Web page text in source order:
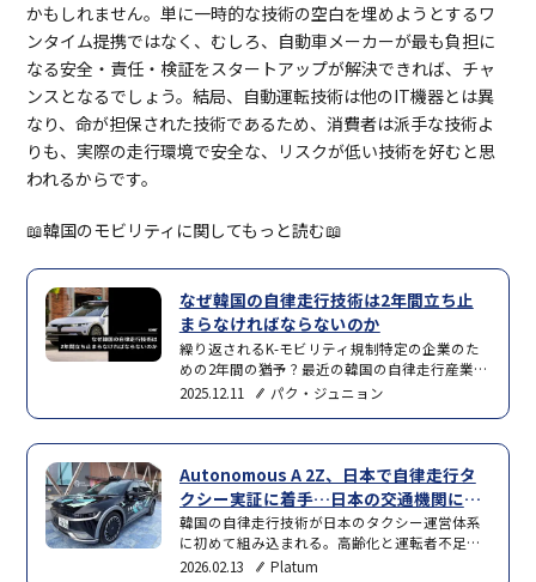
かもしれません。単に一時的な技術の空白を埋めようとするワ
ンタイム提携ではなく、むしろ、自動車メーカーが最も負担に
なる安全・責任・検証をスタートアップが解決できれば、チャ
ンスとなるでしょう。結局、自動運転技術は他のIT機器とは異
なり、命が担保された技術であるため、消費者は派手な技術よ
りも、実際の走行環境で安全な、リスクが低い技術を好むと思
われるからです。
📖韓国のモビリティに関してもっと読む📖
なぜ韓国の自律走行技術は2年間立ち止
まらなければならないのか
繰り返されるK-モビリティ規制特定の企業のた
めの2年間の猶予？最近の韓国の自律走行産業を
めぐる議論の核心には、ある1つの発言がありま
の教授と自律走行ソリューション会社CEOが
「海外の自律走行車の韓国進出を、2年間ストッ
プさせなければならない」という主張を行い、
議論が巻き起こりました。政府の公式立場では
ないという釈…
2025.12.11 パク・ジュニョン
Autonomous A 2Z、日本で自律走行タ
クシー実証に着手…日本の交通機関に導
入の初事例
韓国の自律走行技術が日本のタクシー運営体系
に初めて組み込まれる。高齢化と運転者不足で
地方交通難を経験している日本市場攻略の第一
2026.02.13 Platum